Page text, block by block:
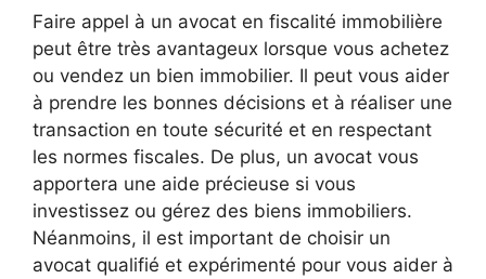
Faire appel à un avocat en fiscalité immobilière
peut être très avantageux lorsque vous achetez
ou vendez un bien immobilier. Il peut vous aider
à prendre les bonnes décisions et à réaliser une
transaction en toute sécurité et en respectant
les normes fiscales. De plus, un avocat vous
apportera une aide précieuse si vous
investissez ou gérez des biens immobiliers.
Néanmoins, il est important de choisir un
avocat qualifié et expérimenté pour vous aider à